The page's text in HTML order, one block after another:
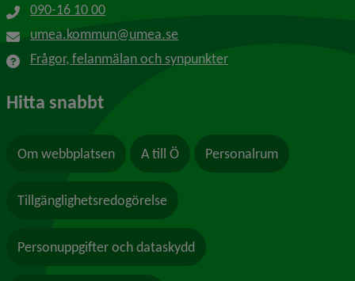
090-16 10 00
umea.kommun@umea.se
Frågor, felanmälan och synpunkter
Hitta snabbt
Om webbplatsen A till Ö Personalrum
Tillgänglighetsredogörelse
Personuppgifter och dataskydd